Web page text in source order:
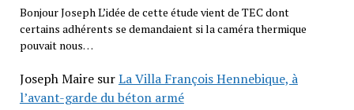
Bonjour Joseph L’idée de cette étude vient de TEC dont
certains adhérents se demandaient si la caméra thermique
pouvait nous…
Joseph MairesurLa Villa François Hennebique, à
l’avant-garde du béton armé